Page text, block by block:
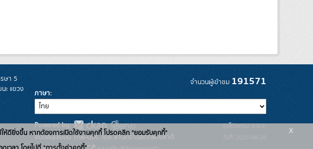
ษา 5
ะ แขวง
จำนวนผู้เข้าชม 191571
ภาษา
Powered by:
สนับสนุนระบบ Thai-GDC โดย สำนักงานสถิติแห่งชาติ
รุ่นโปรแกรม: 3.0.0
วันที่: 2025-06-26
ห้ดียิ่งขึ้น หากต้องการเปิดใช้งานคุกกี้ โปรดคลิก "ยอมรับคุกกี้"
x